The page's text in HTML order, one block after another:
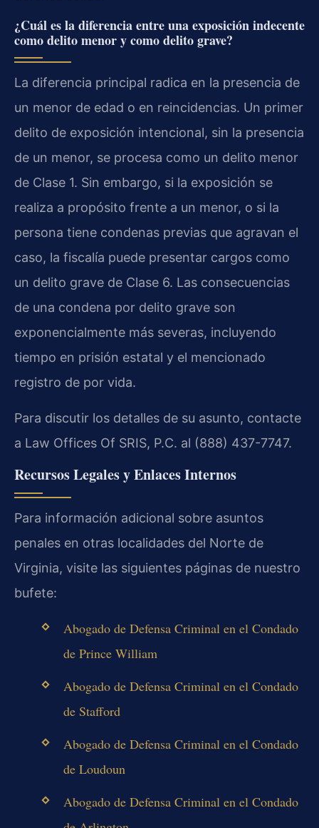
¿Cuál es la diferencia entre una exposición indecente
como delito menor y como delito grave?
La diferencia principal radica en la presencia de
un menor de edad o en reincidencias. Un primer
delito de exposición intencional, sin la presencia
de un menor, se procesa como un delito menor
de Clase 1. Sin embargo, si la exposición se
realiza a propósito frente a un menor, o si la
persona tiene condenas previas que agravan el
caso, la fiscalía puede presentar cargos como
un delito grave de Clase 6. Las consecuencias
de una condena por delito grave son
exponencialmente más severas, incluyendo
tiempo en prisión estatal y el mencionado
registro de por vida.
Para discutir los detalles de su asunto, contacte
a Law Offices Of SRIS, P.C. al (888) 437-7747.
Recursos Legales y Enlaces Internos
Para información adicional sobre asuntos
penales en otras localidades del Norte de
Virginia, visite las siguientes páginas de nuestro
bufete:
Abogado de Defensa Criminal en el Condado
de Prince William
Abogado de Defensa Criminal en el Condado
de Stafford
Abogado de Defensa Criminal en el Condado
de Loudoun
Abogado de Defensa Criminal en el Condado